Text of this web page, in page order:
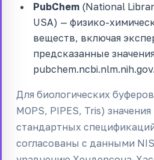
PubChem (National
USA) — физико-
веществ, включая
предсказанные
pubchem.ncbi.nlm.nih.gov.
Для биологических
MOPS, PIPES, Tris)
стандартных
согласованы с данными